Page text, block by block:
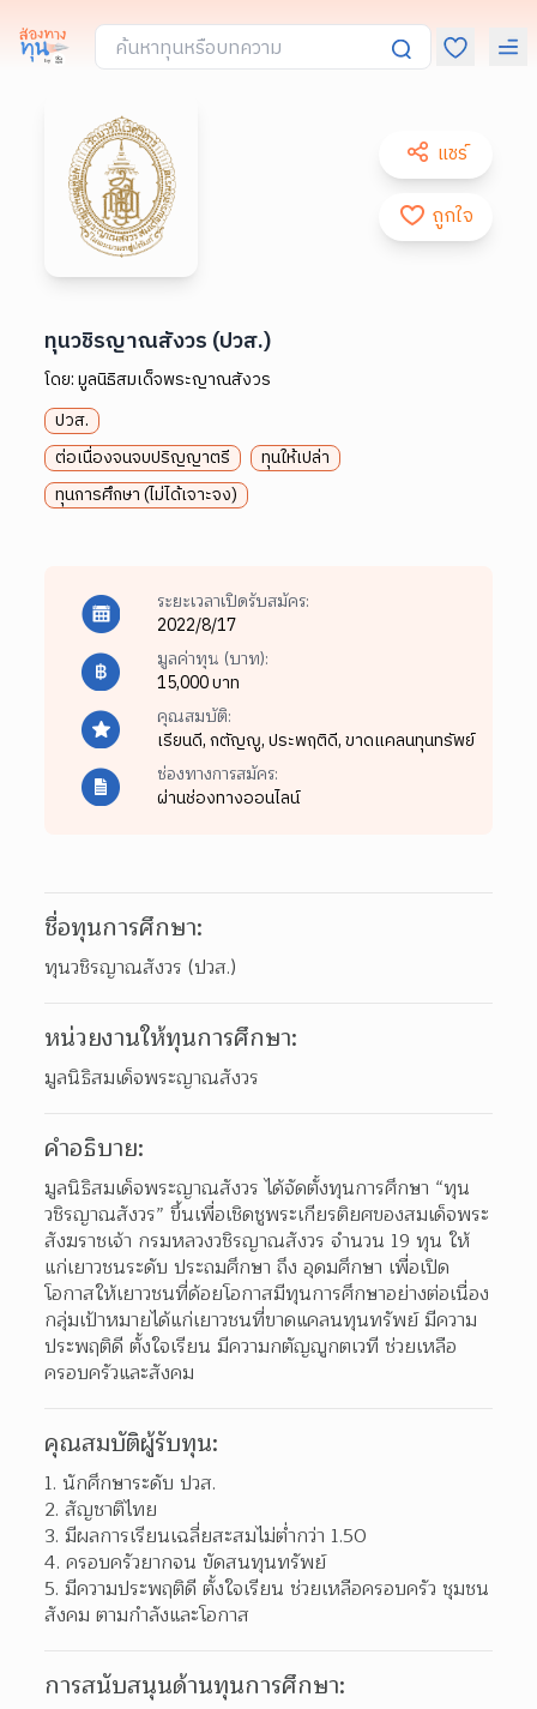
แชร์
ถูกใจ
ทุนวชิรญาณสังวร (ปวส.)
โดย:มูลนิธิสมเด็จพระญาณสังวร
ปวส.
ต่อเนื่องจนจบปริญญาตรี
ทุนให้เปล่า
ทุนการศึกษา (ไม่ได้เจาะจง)
ระยะเวลาเปิดรับสมัคร:
2022/8/17
มูลค่าทุน (บาท):
15,000 บาท
คุณสมบัติ:
เรียนดี,กตัญญู,ประพฤติดี,ขาดแคลนทุนทรัพย์
ช่องทางการสมัคร:
ผ่านช่องทางออนไลน์
ชื่อทุนการศึกษา:
ทุนวชิรญาณสังวร (ปวส.)
หน่วยงานให้ทุนการศึกษา:
มูลนิธิสมเด็จพระญาณสังวร
คำอธิบาย:
มูลนิธิสมเด็จพระญาณสังวร ได้จัดตั้งทุนการศึกษา “ทุน
วชิรญาณสังวร” ขึ้นเพื่อเชิดชูพระเกียรติยศของสมเด็จพระ
สังฆราชเจ้า กรมหลวงวชิรญาณสังวร จำนวน 19 ทุน ให้
แก่เยาวชนระดับ ประถมศึกษา ถึง อุดมศึกษา เพื่อเปิด
โอกาสให้เยาวชนที่ด้อยโอกาสมีทุนการศึกษาอย่างต่อเนื่อง
กลุ่มเป้าหมายได้แก่เยาวชนที่ขาดแคลนทุนทรัพย์ มีความ
ประพฤติดี ตั้งใจเรียน มีความกตัญญูกตเวที ช่วยเหลือ
ครอบครัวและสังคม
คุณสมบัติผู้รับทุน:
นักศึกษาระดับ ปวส.
สัญชาติไทย
มีผลการเรียนเฉลี่ยสะสมไม่ต่ำกว่า 1.50
ครอบครัวยากจน ขัดสนทุนทรัพย์
มีความประพฤติดี ตั้งใจเรียน ช่วยเหลือครอบครัว ชุมชน
สังคม ตามกำลังและโอกาส
การสนับสนุนด้านทุนการศึกษา: